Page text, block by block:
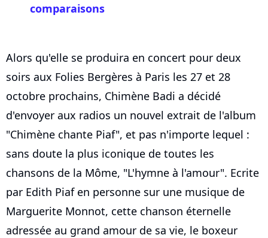
comparaisons
Alors qu'elle se produira en concert pour deux
soirs aux Folies Bergères à Paris les 27 et 28
octobre prochains, Chimène Badi a décidé
d'envoyer aux radios un nouvel extrait de l'album
"Chimène chante Piaf", et pas n'importe lequel :
sans doute la plus iconique de toutes les
chansons de la Môme, "L'hymne à l'amour". Ecrite
par Edith Piaf en personne sur une musique de
Marguerite Monnot, cette chanson éternelle
adressée au grand amour de sa vie, le boxeur